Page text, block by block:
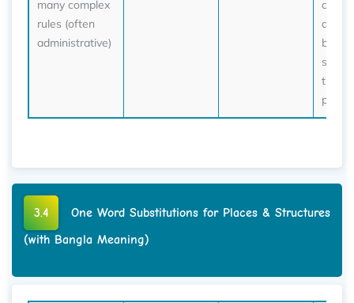
many complex
rules (often
administrative)
about
the
3.4
One Word Substitutions for Places & Structures
(with Bangla Meaning)